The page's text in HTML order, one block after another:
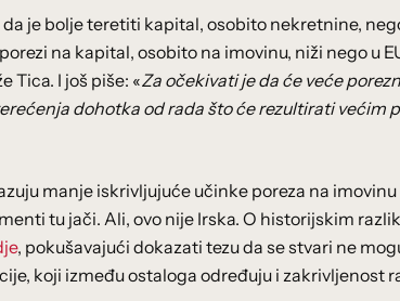
je bolje teretiti kapital, osobito nekretnine,
na kapital, osobito na imovinu, niži nego u
Tica. I još piše: «Za očekivati je da će veće
dohotka od rada što će rezultirati većim
manje iskrivljujuće učinke poreza na
tu jači. Ali, ovo nije Irska. O historijskim
, pokušavajući dokazati tezu da se stvari ne
koji između ostaloga određuju i zakrivljenost